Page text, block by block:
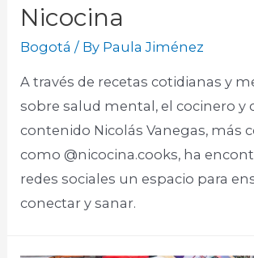
Nicocina
Bogotá / By Paula Jiménez
A través de recetas cotidianas y
sobre salud mental, el cocinero y
contenido Nicolás Vanegas, más
como @nicocina.cooks, ha
redes sociales un espacio para
conectar y sanar​.